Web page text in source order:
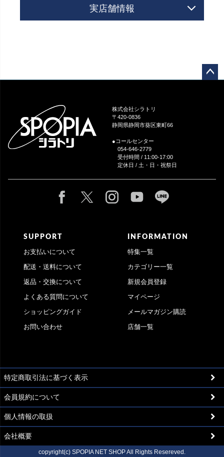
実店舗情報
株式会社シラトリ
〒420-0836
静岡県静岡市葵区東町66
●コールセンター
054-646-2779
受付時間 / 11:00-17:00
定休日 / 土・日・祝祭日
SUPPORT
お支払いについて
配送・送料について
返品・交換について
よくある質問について
ショッピングガイド
お問い合わせ
INFORMATION
特集一覧
カテゴリー一覧
新規会員登録
マイページ
メールマガジン購読
店舗一覧
特定商取引法に基づく表示
会員規約について
個人情報の取扱
会社概要
copyright(c) SPOPIA NET SHOP All Rights Resereved.